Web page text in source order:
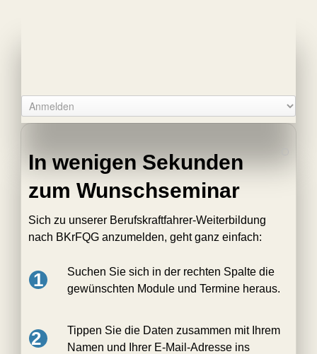
In wenigen Sekunden
zum Wunschseminar
Sich zu unserer Berufskraftfahrer-Weiterbildung
nach BKrFQG anzumelden, geht ganz einfach:
1
Suchen Sie sich in der rechten Spalte die
gewünschten Module und Termine heraus.
2
Tippen Sie die Daten zusammen mit Ihrem
Namen und Ihrer E-Mail-Adresse ins